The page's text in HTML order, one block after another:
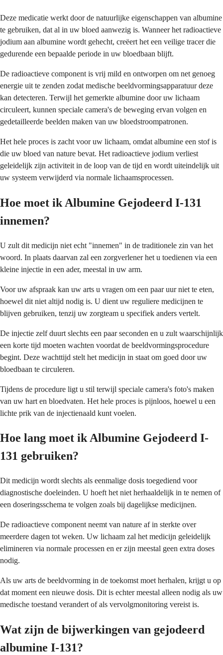
Deze medicatie werkt door de natuurlijke eigenschappen van albumine
te gebruiken, dat al in uw bloed aanwezig is. Wanneer het radioactieve
jodium aan albumine wordt gehecht, creëert het een veilige tracer die
gedurende een bepaalde periode in uw bloedbaan blijft.
De radioactieve component is vrij mild en ontworpen om net genoeg
energie uit te zenden zodat medische beeldvormingsapparatuur deze
kan detecteren. Terwijl het gemerkte albumine door uw lichaam
circuleert, kunnen speciale camera's de beweging ervan volgen en
gedetailleerde beelden maken van uw bloedstroompatronen.
Het hele proces is zacht voor uw lichaam, omdat albumine een stof is
die uw bloed van nature bevat. Het radioactieve jodium verliest
geleidelijk zijn activiteit in de loop van de tijd en wordt uiteindelijk uit
uw systeem verwijderd via normale lichaamsprocessen.
Hoe moet ik Albumine Gejodeerd I-131
innemen?
U zult dit medicijn niet echt "innemen" in de traditionele zin van het
woord. In plaats daarvan zal een zorgverlener het u toedienen via een
kleine injectie in een ader, meestal in uw arm.
Voor uw afspraak kan uw arts u vragen om een paar uur niet te eten,
hoewel dit niet altijd nodig is. U dient uw reguliere medicijnen te
blijven gebruiken, tenzij uw zorgteam u specifiek anders vertelt.
De injectie zelf duurt slechts een paar seconden en u zult waarschijnlijk
een korte tijd moeten wachten voordat de beeldvormingsprocedure
begint. Deze wachttijd stelt het medicijn in staat om goed door uw
bloedbaan te circuleren.
Tijdens de procedure ligt u stil terwijl speciale camera's foto's maken
van uw hart en bloedvaten. Het hele proces is pijnloos, hoewel u een
lichte prik van de injectienaald kunt voelen.
Hoe lang moet ik Albumine Gejodeerd I-
131 gebruiken?
Dit medicijn wordt slechts als eenmalige dosis toegediend voor
diagnostische doeleinden. U hoeft het niet herhaaldelijk in te nemen of
een doseringsschema te volgen zoals bij dagelijkse medicijnen.
De radioactieve component neemt van nature af in sterkte over
meerdere dagen tot weken. Uw lichaam zal het medicijn geleidelijk
elimineren via normale processen en er zijn meestal geen extra doses
nodig.
Als uw arts de beeldvorming in de toekomst moet herhalen, krijgt u op
dat moment een nieuwe dosis. Dit is echter meestal alleen nodig als uw
medische toestand verandert of als vervolgmonitoring vereist is.
Wat zijn de bijwerkingen van gejodeerd
albumine I-131?